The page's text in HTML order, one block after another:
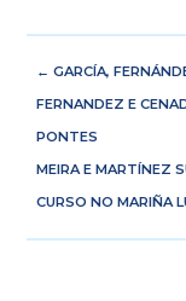
←GARCÍA,
FERNANDEZ E
PONTES
MEIRA E MARTÍNEZ
CURSO NO MARIÑA